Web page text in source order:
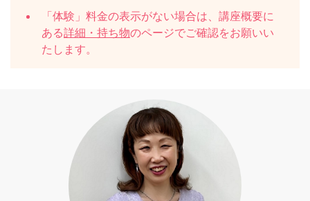
「体験」料金の表示がない場合は、講座概要に
ある詳細・持ち物のページでご確認をお願いい
たします。